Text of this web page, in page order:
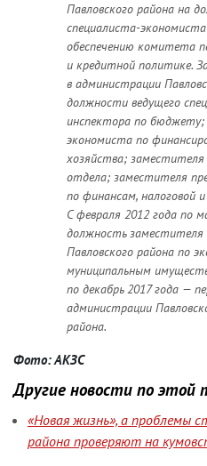
Павловского района на
специалиста-
обеспечению комитета
и кредитной политике.
в администрации
должности ведущего
инспектора по бюджету;
экономиста по
хозяйства;
отдела; заместителя
по финансам, налоговой
С февраля 2012 года по
должность
Павловского района по
муниципальным
по декабрь 2017 года —
администрации
района.
Фото: АКЗС
Другие новости по этой
«Новая жизнь», а проблемы
района проверяют на